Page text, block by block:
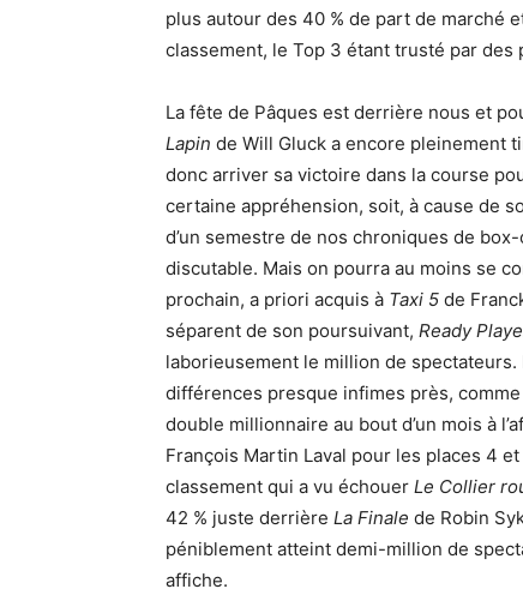
plus autour des 40 % de part de marché
classement, le Top 3 étant trusté par des
La fête de Pâques est derrière nous et
Lapin de Will Gluck a encore pleinement
donc arriver sa victoire dans la course
certaine appréhension, soit, à cause de
d’un semestre de nos chroniques de
discutable. Mais on pourra au moins se
prochain, a priori acquis à Taxi 5 de
séparent de son poursuivant, Ready
laborieusement le million de spectateurs.
différences presque infimes près,
double millionnaire au bout d’un mois à
François Martin Laval pour les places 4
classement qui a vu échouer Le Collier
42 % juste derrière La Finale de Robin
péniblement atteint demi-million de
affiche.